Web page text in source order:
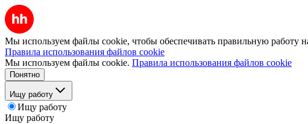
Мы используем файлы cookie, чтобы обеспечивать правильную работу
Правила использования файлов cookie
Мы используем файлы cookie. Правила использования файлов cookie
Понятно
Ищу работу
Ищу работу
Ищу работу